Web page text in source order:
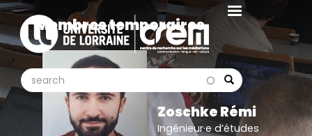
Aller
contenu
principal
Search
search search
Membres temporaires
Zoschke Rémi
Ingénieur·e d’études